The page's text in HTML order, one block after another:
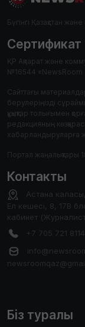
Бүгінгі Қазақстан
Сертификат
ҚР Ақпарат және
№16544 «NewsRoom
Сайттағы
берулеріңізді
құқықтар толығымен
редакцияның
хабарландыруларға
Портал жаңалықтары
Контакты
Астана каласы,
Ел кешесі, 8, 17В
кабинет
+7 705 721 8114
Біз туралы